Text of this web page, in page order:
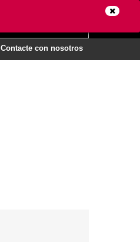
Contacte con nosotros